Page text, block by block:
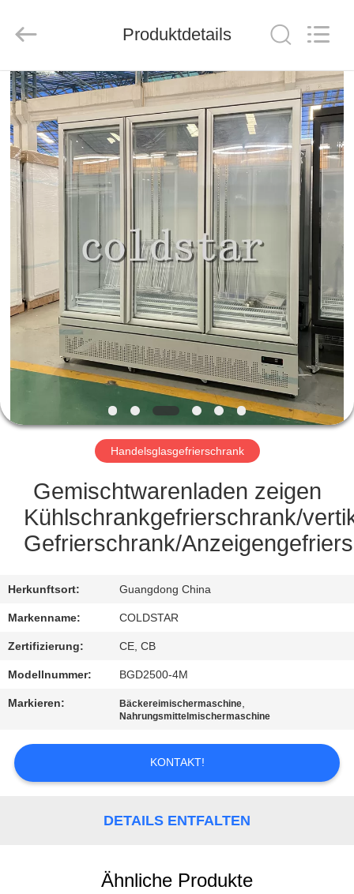
HAUS
PRODUKTE
ÜBER
UNS
FABRIK-
AUSFLUG
QUALITÄTSKONTROLLE
TRETEN
SIE
MIT
VERBINDUNG
FORDERN
SIE
EIN
SITEMAP
PRIVACY
Ltd..
Produktdetails
Handelsglasgefrierschrank
Gemischtwarenladen zeigen
Kühlschrankgefrierschrank/
Gefrierschrank/
Herkunftsort: Guangdong China
Markenname: COLDSTAR
Zertifizierung: CE, CB
Modellnummer: BGD2500-4M
Markieren: Bäckereimischermaschine,
Nahrungsmittelmischermaschine
KONTAKT!
DETAILS ENTFALTEN
Ähnliche Produkte